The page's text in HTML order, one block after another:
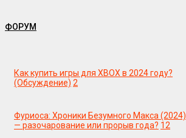
ФОРУМ
Как купить игры для XBOX в 2024 году?
(Обсуждение) 2
Фуриоса: Хроники Безумного Макса (2024)
— разочарование или прорыв года? 12